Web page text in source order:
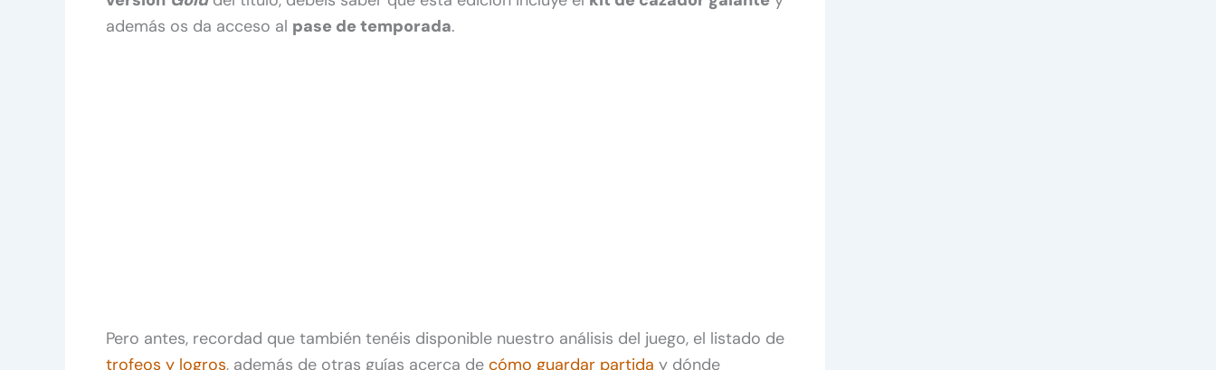
además os da acceso al pase de temporada.
Pero antes, recordad que también tenéis disponible nuestro análisis del juego, el listado de
trofeos y logros, además de otras guías acerca de cómo guardar partida y dónde